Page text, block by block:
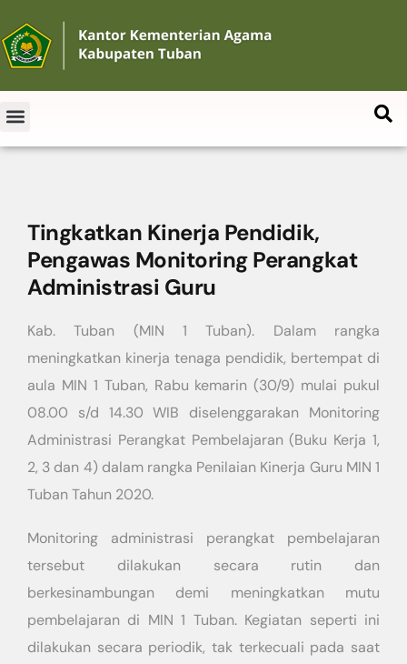
Tingkatkan Kinerja Pendidik,
Pengawas Monitoring Perangkat
Administrasi Guru
Kab. Tuban (MIN 1 Tuban). Dalam rangka
meningkatkan kinerja tenaga pendidik, bertempat di
aula MIN 1 Tuban, Rabu kemarin (30/9) mulai pukul
08.00 s/d 14.30 WIB diselenggarakan Monitoring
Administrasi Perangkat Pembelajaran (Buku Kerja 1,
2, 3 dan 4) dalam rangka Penilaian Kinerja Guru MIN 1
Tuban Tahun 2020.
Monitoring administrasi perangkat pembelajaran
tersebut dilakukan secara rutin dan
berkesinambungan demi meningkatkan mutu
pembelajaran di MIN 1 Tuban. Kegiatan seperti ini
dilakukan secara periodik, tak terkecuali pada saat